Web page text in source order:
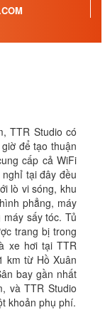
TTR Studio có
để tạo thuận
cấp cả WiFi
tại đây đều
lò vi sóng, khu
phẳng, máy
sấy tóc. Tủ
trang bị trong
xe hơi tại TTR
km từ Hồ Xuân
bay gần nhất
và TTR Studio
khoản phụ phí.